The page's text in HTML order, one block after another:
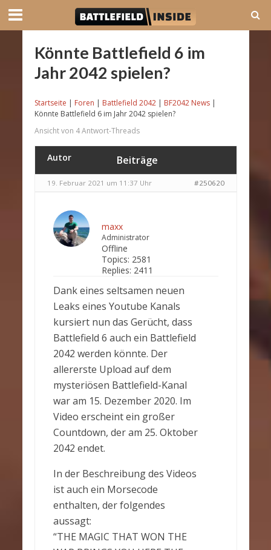
Könnte Battlefield 6 im
Jahr 2042 spielen?
Startseite | Foren | Battlefield 2042 | BF2042 News |
Könnte Battlefield 6 im Jahr 2042 spielen?
Ansicht von 4 Antwort-Threads
Autor Beiträge
19. Februar 2021 um 11:37 Uhr #250620
maxx
Administrator
Offline
Topics: 2581
Replies: 2411
Dank eines seltsamen neuen
Leaks eines Youtube Kanals
kursiert nun das Gerücht, dass
Battlefield 6 auch ein Battlefield
2042 werden könnte. Der
allererste Upload auf dem
mysteriösen Battlefield-Kanal
war am 15. Dezember 2020. Im
Video erscheint ein großer
Countdown, der am 25. Oktober
2042 endet.
In der Beschreibung des Videos
ist auch ein Morsecode
enthalten, der folgendes
aussagt:
“THE MAGIC THAT WON THE